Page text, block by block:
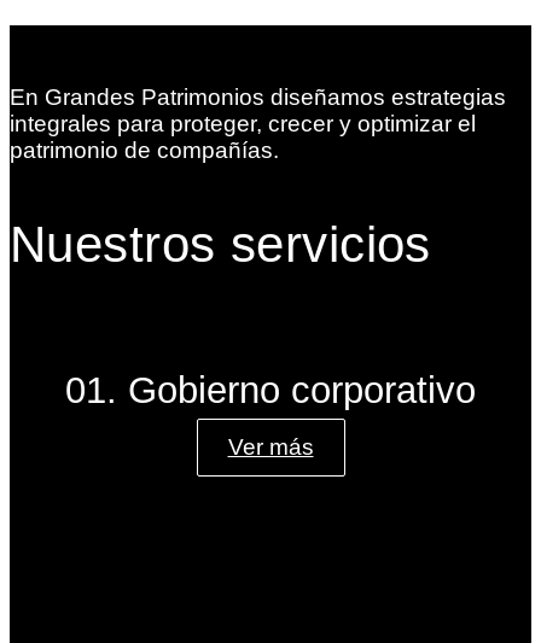
En Grandes Patrimonios diseñamos estrategias
integrales para proteger, crecer y optimizar el
patrimonio de compañías.
Nuestros servicios
01. Gobierno corporativo
Ver más